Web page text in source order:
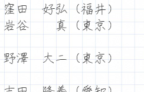
田 好弘（福井）
岩谷 真（東京）
澤 大二（東京）